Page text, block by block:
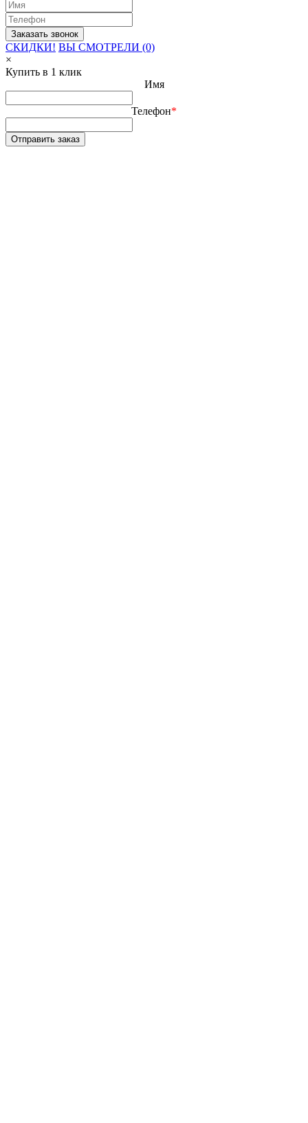
СКИДКИ! ВЫ СМОТРЕЛИ (0)
×
Купить в 1 клик
Имя
Телефон*
Отправить заказ